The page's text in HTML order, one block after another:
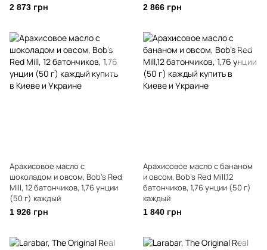
2 873 грн 2 866 грн
Арахисовое масло с
шоколадом и овсом, Bob's Red
Mill, 12 батончиков, 1,76 унции
(50 г) каждый
1 926 грн
Арахисовое масло с бананом
и овсом, Bob's Red Mill,12
батончиков, 1,76 унции (50 г)
каждый
1 840 грн